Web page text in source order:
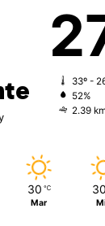
33º -
52%
2.39
30 ℃
Mar
30